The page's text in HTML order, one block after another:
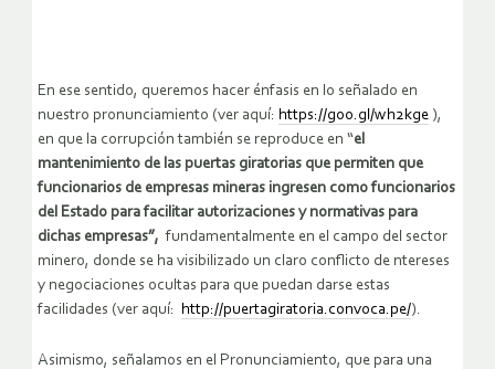
En ese sentido, queremos hacer énfasis en lo señalado en
nuestro pronunciamiento (ver aquí: https://goo.gl/wh2kge ),
en que la corrupción también se reproduce en “el
mantenimiento de las puertas giratorias que permiten que
funcionarios de empresas mineras ingresen como funcionarios
del Estado para facilitar autorizaciones y normativas para
dichas empresas”,fundamentalmente en el campo del sector
minero, donde se ha visibilizado un claro conflicto de ntereses
y negociaciones ocultas para que puedan darse estas
facilidades (ver aquí: http://puertagiratoria.convoca.pe/).
Asimismo, señalamos en el Pronunciamiento, que para una